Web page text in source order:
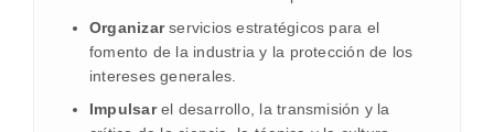
Organizarservicios estratégicos para el
fomento de la industria y la protección de los
intereses generales.
Impulsarel desarrollo, la transmisión y la